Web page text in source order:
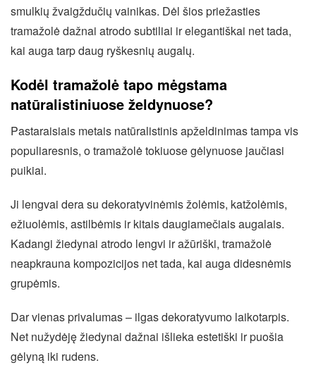
smulkių žvaigždučių vainikas. Dėl šios priežasties
tramažolė dažnai atrodo subtiliai ir elegantiškai net tada,
kai auga tarp daug ryškesnių augalų.
Kodėl tramažolė tapo mėgstama
natūralistiniuose želdynuose?
Pastaraisiais metais natūralistinis apželdinimas tampa vis
populiaresnis, o tramažolė tokiuose gėlynuose jaučiasi
puikiai.
Ji lengvai dera su dekoratyvinėmis žolėmis, katžolėmis,
ežiuolėmis, astilbėmis ir kitais daugiamečiais augalais.
Kadangi žiedynai atrodo lengvi ir ažūriški, tramažolė
neapkrauna kompozicijos net tada, kai auga didesnėmis
grupėmis.
Dar vienas privalumas – ilgas dekoratyvumo laikotarpis.
Net nužydėję žiedynai dažnai išlieka estetiški ir puošia
gėlyną iki rudens.